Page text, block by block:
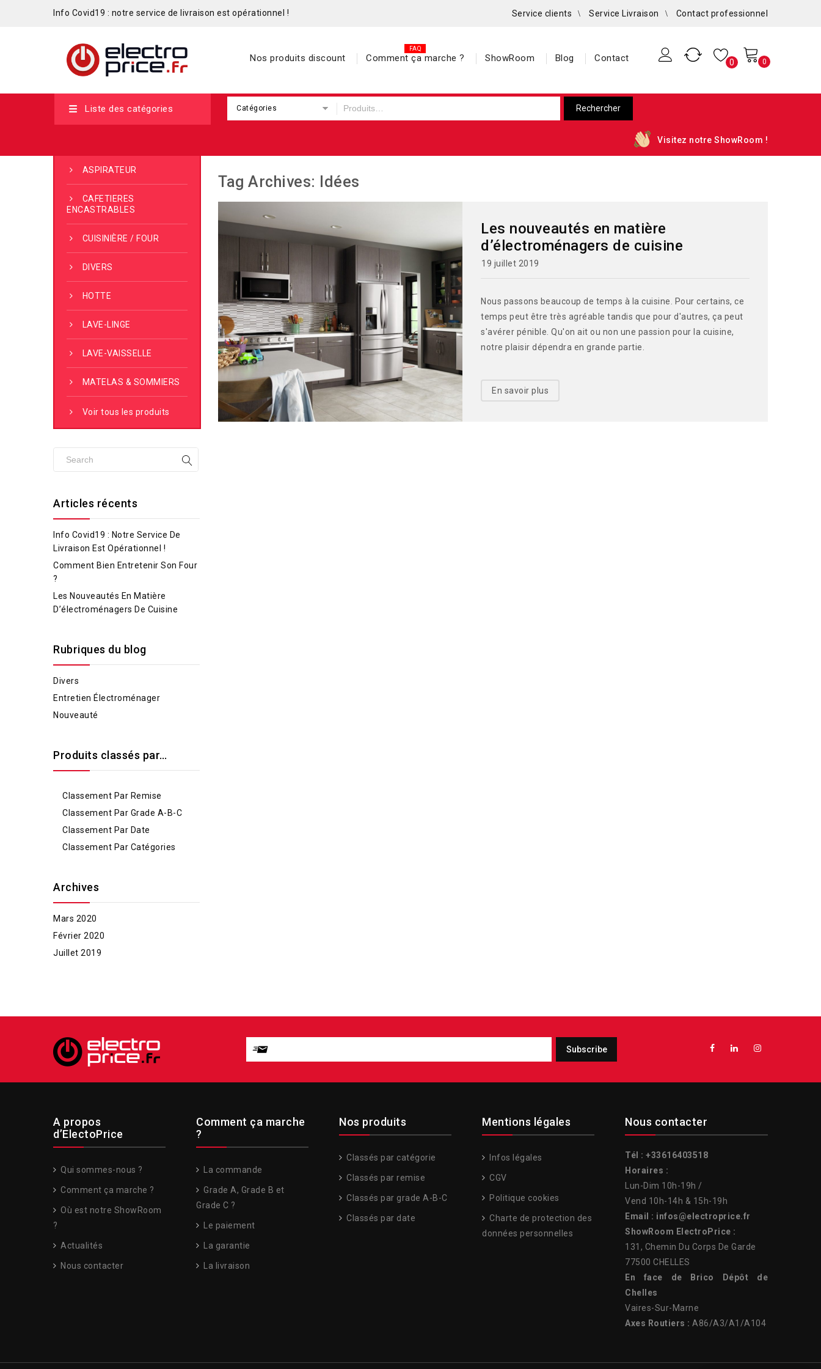
Info Covid19 : notre service de livraison est opérationnel ! Service clients Service Livraison Contact professionnel
Nos produits discount Comment ça marche ? ShowRoom Blog Contact 0 0
Liste des catégories Catégories
Visitez notre ShowRoom !
ASPIRATEUR
CAFETIERES
ENCASTRABLES
CUISINIÈRE / FOUR
DIVERS
HOTTE
LAVE-LINGE
LAVE-VAISSELLE
MATELAS & SOMMIERS
Voir tous les produits
Tag Archives: Idées
Les nouveautés en matière
d’électroménagers de cuisine
19 juillet 2019
Nous passons beaucoup de temps à la cuisine. Pour certains, ce
temps peut être très agréable tandis que pour d'autres, ça peut
s'avérer pénible. Qu'on ait ou non une passion pour la cuisine,
notre plaisir dépendra en grande partie.
En savoir plus
Articles récents
Info Covid19 : Notre Service De
Livraison Est Opérationnel !
Comment Bien Entretenir Son Four
?
Les Nouveautés En Matière
D’électroménagers De Cuisine
Rubriques du blog
Divers
Entretien Électroménager
Nouveauté
Produits classés par…
Classement Par Remise
Classement Par Grade A-B-C
Classement Par Date
Classement Par Catégories
Archives
Mars 2020
Février 2020
Juillet 2019
A propos
d’ElectoPrice
Qui sommes-nous ?
Comment ça marche ?
Où est notre ShowRoom
?
Actualités
Nous contacter
Comment ça marche
?
La commande
Grade A, Grade B et
Grade C ?
Le paiement
La garantie
La livraison
Nos produits
Classés par catégorie
Classés par remise
Classés par grade A-B-C
Classés par date
Mentions légales
Infos légales
CGV
Politique cookies
Charte de protection des
données personnelles
Nous contacter
Tél : +33616403518
Horaires :
Lun-Dim 10h-19h /
Vend 10h-14h & 15h-19h
Email : infos@electroprice.fr
ShowRoom ElectroPrice :
131, Chemin Du Corps De Garde
77500 CHELLES
En face de Brico Dépôt de
Chelles
Vaires-Sur-Marne
Axes Routiers : A86/A3/A1/A104